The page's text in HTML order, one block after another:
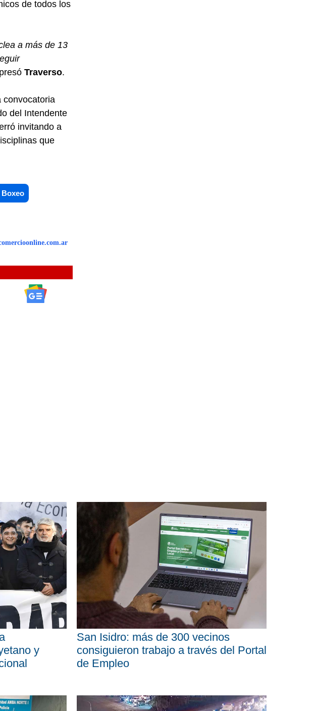
de todos los
a más de 13
Traverso.
convocatoria
del Intendente
invitando a
que
Boxeo
y
San Isidro: más de 300 vecinos
consiguieron trabajo a través del Portal
de Empleo